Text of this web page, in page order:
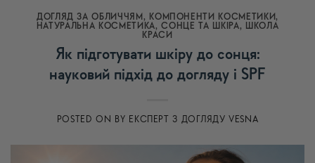
ДОГЛЯД ЗА ОБЛИЧЧЯМ , КОМПОНЕНТИ КОСМЕТИКИ ,
НАТУРАЛЬНА КОСМЕТИКА,СОНЦЕ ТА ШКІРА,
ШКОЛА
КРАСИ
Як підготувати шкіру до сонця:
науковий підхід до догляду і SPF
POSTED ON BY ЕКСПЕРТ З ДОГЛЯДУ VESNA